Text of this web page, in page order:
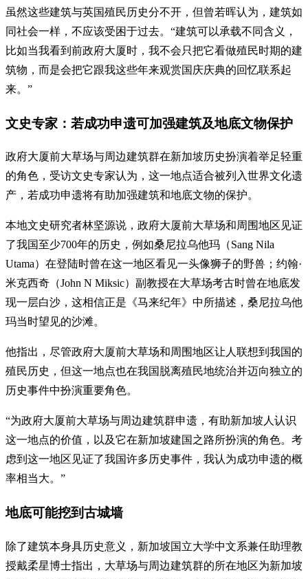
虽然这些建筑与英国殖民历史分不开，但曾若晖认为，建筑如
同社会一样，不应该受困于过去。“建筑可以承载不同含义，
比如当我看到前政府大厦时，我不会只把它看做殖民时期的建
筑物，而是会把它跟我这些年来观赏国庆庆典的回忆联系起
来。”
文史专家：若成功申遗可加强建筑及地底文物保护
政府大厦前大草场与周边建筑群在新加坡历史扮演着举足轻重
的角色，受访文史专家认为，这一地点适合被列入世界文化遗
产，若成功申遗将有助加强建筑和地底文物的保护。
本地文史研究者林坚源说，政府大厦前大草场和周围地区见证
了我国至少700年的历史，例如桑尼拉乌他玛（Sang Nila
Utama）在登陆时曾在这一地区看见一头像狮子的野兽；约翰·
米克西奇（John N Miksic）副教授在大草场考古时曾在地底发
现一层白沙，这相信正是《马来纪年》中所描述，桑尼拉乌他
玛当时望见的沙滩。
他指出，尽管政府大厦前大草场和周围地区让人联想到我国的
殖民历史，但这一地点也在我国脱离殖民地统治并迈向独立的
历史事件中扮演重要角色。
“为政府大厦前大草场与周边建筑群申遗，有助新加坡人认识
这一地点的价值，以及它在新加坡建国之路所扮演的角色。考
虑到这一地区见证了我国许多历史事件，我认为成功申遗的概
率相当大。”
地底可能挖到古城墙
除了建筑本身具历史意义，新加坡国立大学中文系兼任助理教
授戴柔星博士指出，大草场与周边建筑群的所在地区为新加坡